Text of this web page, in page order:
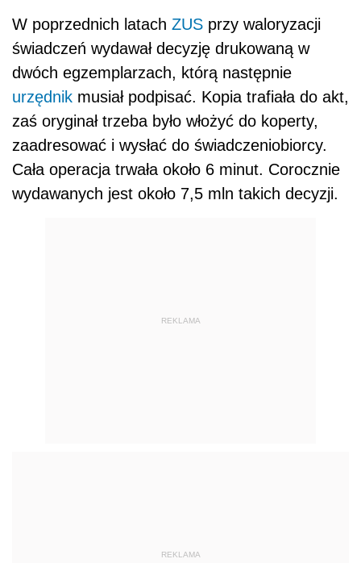
W poprzednich latach ZUS przy waloryzacji
świadczeń wydawał decyzję drukowaną w
dwóch egzemplarzach, którą następnie
urzędnik musiał podpisać. Kopia trafiała do akt,
zaś oryginał trzeba było włożyć do koperty,
zaadresować i wysłać do świadczeniobiorcy.
Cała operacja trwała około 6 minut. Corocznie
wydawanych jest około 7,5 mln takich decyzji.
REKLAMA
REKLAMA